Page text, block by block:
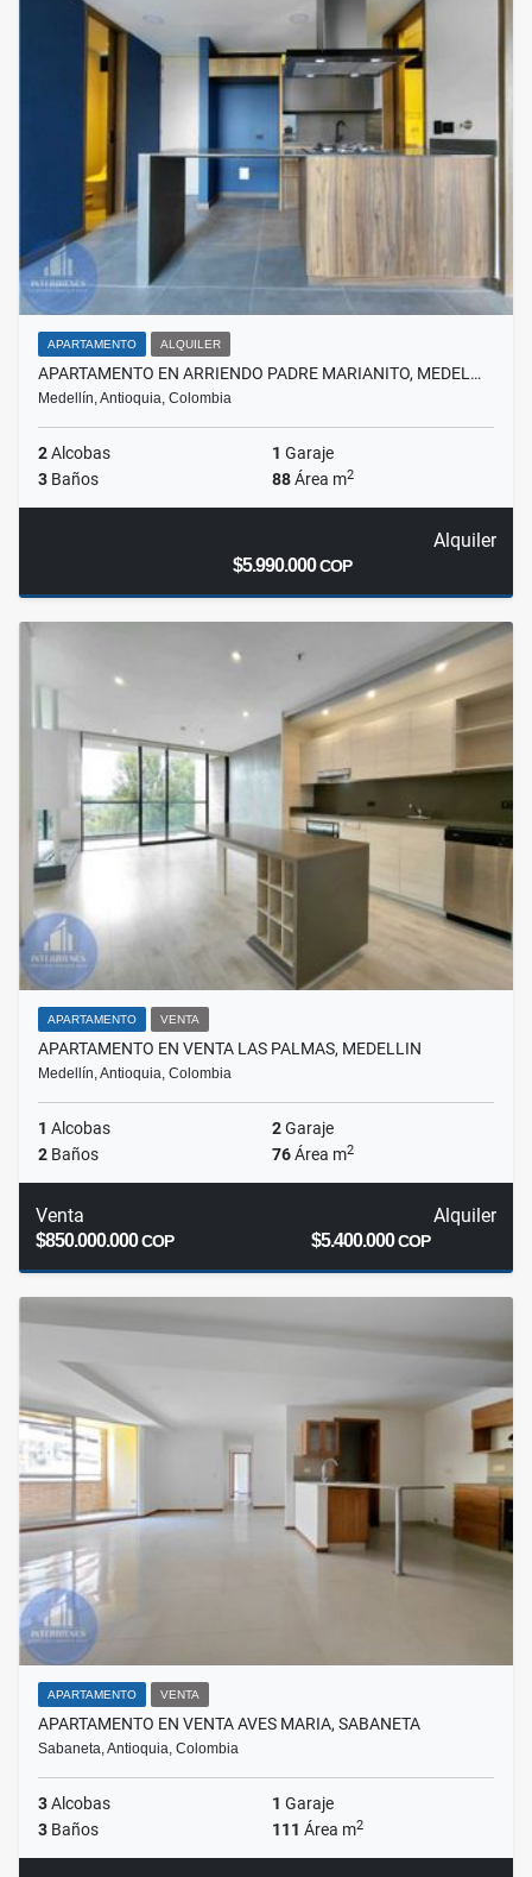
APARTAMENTO ALQUILER
APARTAMENTO EN ARRIENDO PADRE MARIANITO, MEDEL…
Medellín, Antioquia, Colombia
2Alcobas 1 Garaje
3 Baños 88Área m2
Alquiler
$5.990.000COP
APARTAMENTO VENTA
APARTAMENTO EN VENTA LAS PALMAS, MEDELLIN
Medellín, Antioquia, Colombia
1 Alcobas 2Garaje
2 Baños 76Área m2
Venta
$850.000.000COP
Alquiler
$5.400.000COP
APARTAMENTO VENTA
APARTAMENTO EN VENTA AVES MARIA, SABANETA
Sabaneta, Antioquia, Colombia
3Alcobas 1 Garaje
3 Baños 111 Área m2